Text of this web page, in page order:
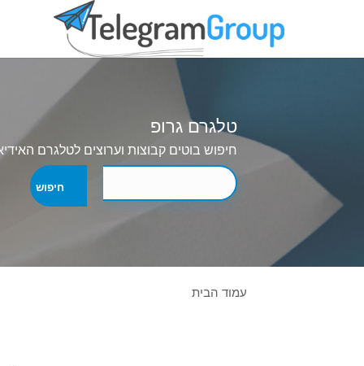
טלגרם גרופ
חיפוש בוטים קבוצות וערוצים לטלגרם
עמוד הבית